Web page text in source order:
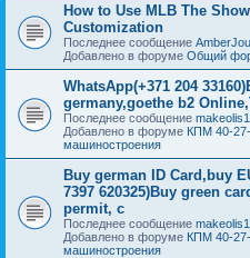
How to Use MLB The
Customization
Последнее сообщение
Добавлено в форуме Общий
WhatsApp(+371 204
germany,goethe b2
Последнее сообщение
Добавлено в форуме КПМ 40-
машиностроения
Buy german ID Card,buy
7397 620325)Buy green
permit, c
Последнее сообщение
Добавлено в форуме КПМ 40-
машиностроения